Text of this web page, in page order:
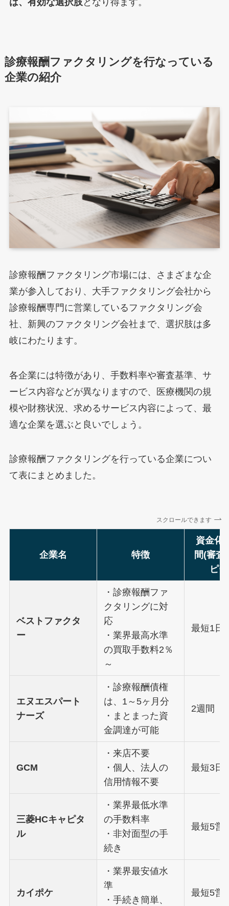
診療報酬ファクタリングを行なっている
企業の紹介
診療報酬ファクタリング市場には、さまざまな企
業が参入しており、大手ファクタリング会社から
診療報酬専門に営業しているファクタリング会
社、新興のファクタリング会社まで、選択肢は多
岐にわたります。
各企業には特徴があり、手数料率や審査基準、サ
ービス内容などが異なりますので、医療機関の規
模や財務状況、求めるサービス内容によって、最
適な企業を選ぶと良いでしょう。
診療報酬ファクタリングを行っている企業につい
て表にまとめました。
スクロールできます
企業名 特徴
資金化
間(審査
ピ
ベストファクタ
ー
・診療報酬ファ
クタリングに対
応
・業界最高水準
の買取手数料2％
～
最短1日
エヌエスパート
ナーズ
・診療報酬債権
は、1～5ヶ月分
・まとまった資
金調達が可能
2週間
GCM
・来店不要
・個人、法人の
信用情報不要
最短3日
三菱HCキャピタ
ル
・業界最低水準
の手数料率
・非対面型の手
続き
最短5営
カイポケ
・業界最安値水
準
・手続き簡単、
最短5営